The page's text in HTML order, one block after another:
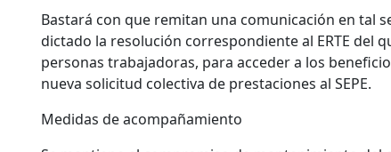
Bastará con que remitan una comunicación en tal
dictado la resolución correspondiente al ERTE del
personas trabajadoras, para acceder a los
nueva solicitud colectiva de prestaciones al SEPE.
Medidas de acompañamiento